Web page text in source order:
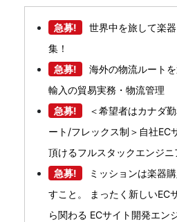
急募!
世界中を旅して楽
集！
急募!
海外の物流ルート
輸入の貿易実務・物流管理
急募!
＜希望者はカナダ
ート/フレックス制＞自社EC
頂けるフルスタックエンジニ
急募!
ミッションは楽器
すこと。 まったく新しいEC
ら関わる ECサイト開発エン